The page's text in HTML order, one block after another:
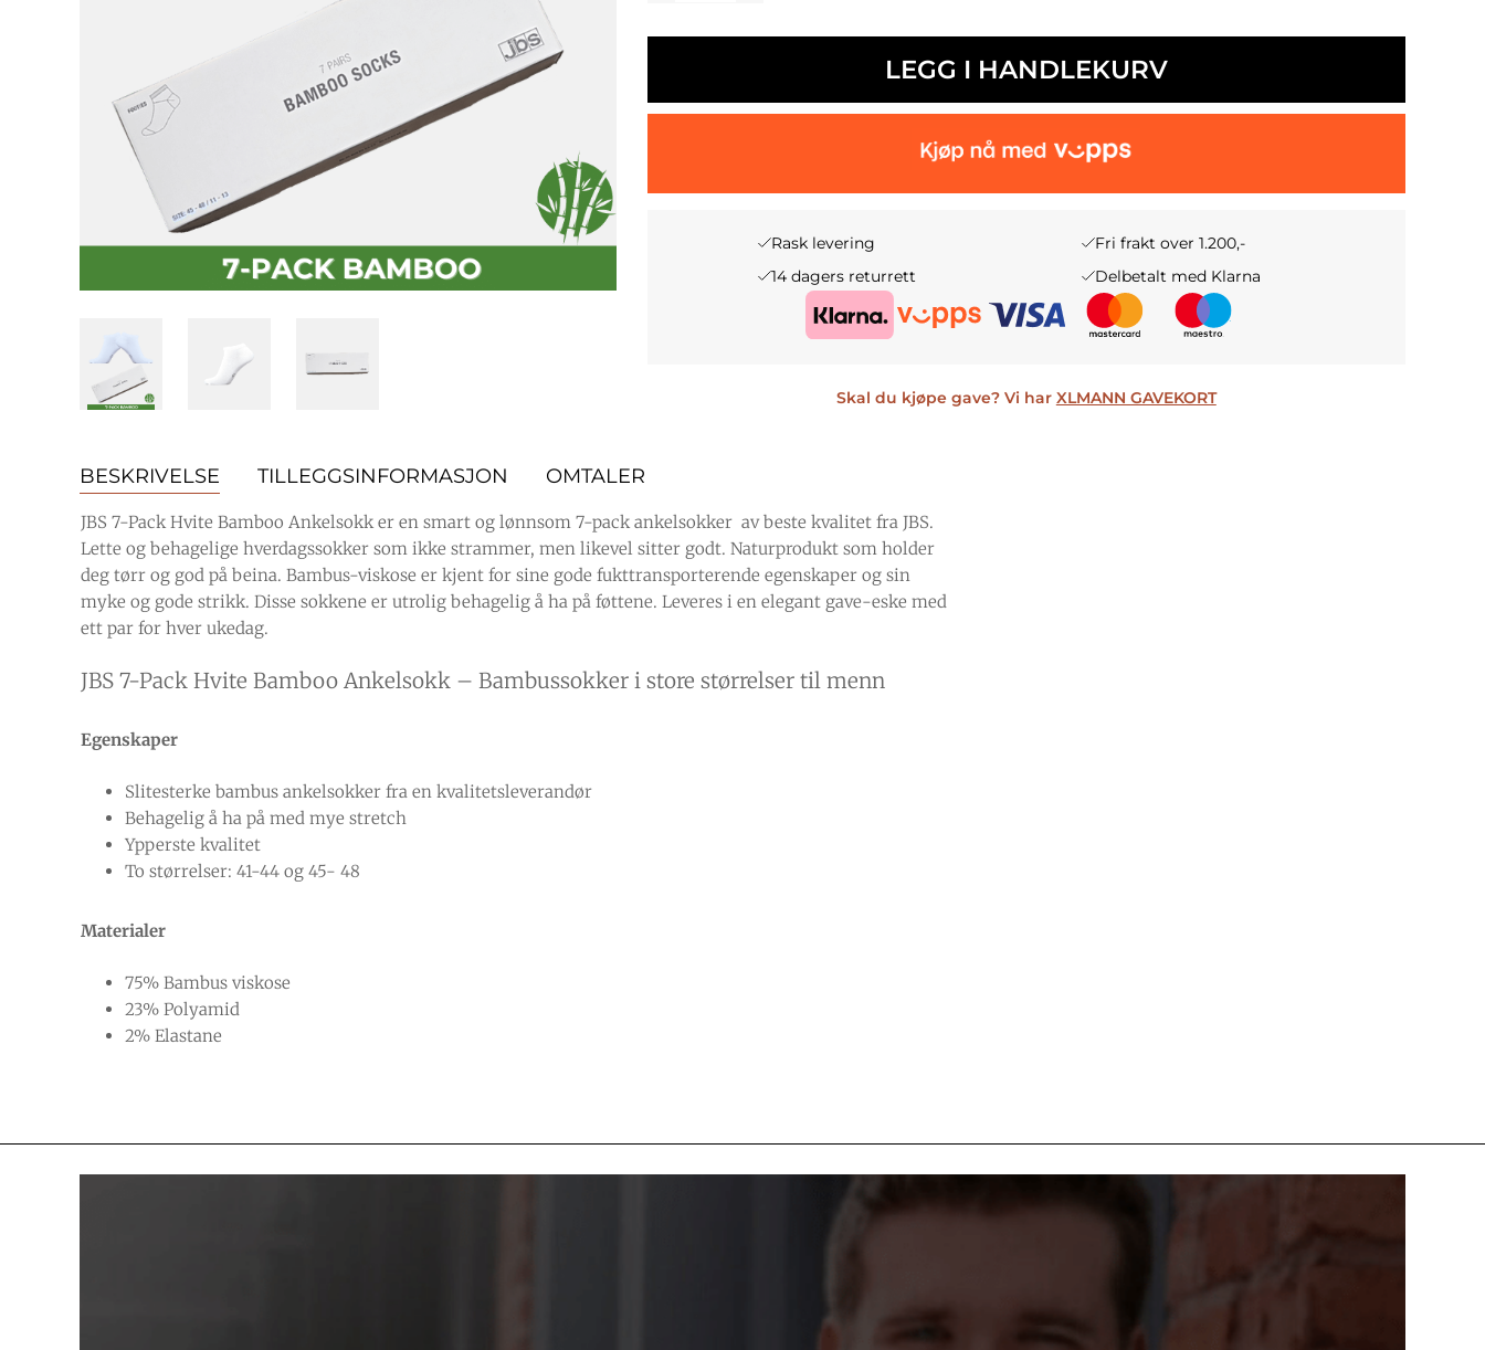
LEGG I HANDLEKURV
Rask levering
Fri frakt over 1.200,-
14 dagers returrett
Delbetalt med Klarna
Skal du kjøpe gave? Vi har XLMANN GAVEKORT
BESKRIVELSE TILLEGGSINFORMASJON OMTALER
JBS 7-Pack Hvite Bamboo Ankelsokk er en smart og lønnsom 7-pack ankelsokker av beste kvalitet fra JBS.
Lette og behagelige hverdagssokker som ikke strammer, men likevel sitter godt. Naturprodukt som holder
deg tørr og god på beina. Bambus-viskose er kjent for sine gode fukttransporterende egenskaper og sin
myke og gode strikk. Disse sokkene er utrolig behagelig å ha på føttene. Leveres i en elegant gave-eske med
ett par for hver ukedag.
JBS 7-Pack Hvite Bamboo Ankelsokk – Bambussokker i store størrelser til menn
Egenskaper
Slitesterke bambus ankelsokker fra en kvalitetsleverandør
Behagelig å ha på med mye stretch
Ypperste kvalitet
To størrelser: 41-44 og 45- 48
Materialer
75% Bambus viskose
23% Polyamid
2% Elastane